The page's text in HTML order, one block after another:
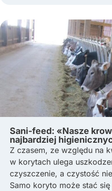
Sani-feed: «Nasze
najbardziej
Z czasem, ze względu na
w korytach ulega
czyszczenie, a czystość
Samo koryto może stać się